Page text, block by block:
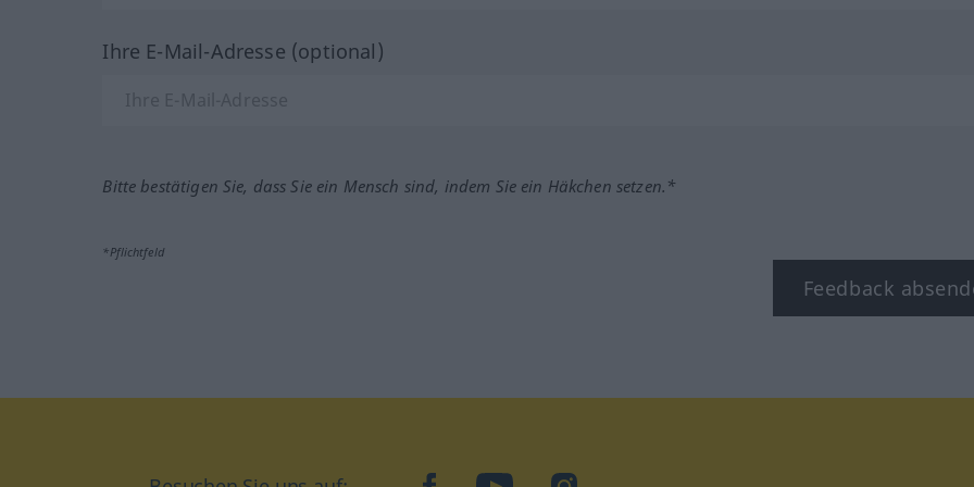
Ihre E-Mail-Adresse (optional)
Bitte bestätigen Sie, dass Sie ein Mensch sind, indem Sie ein Häkchen setzen.*
*Pflichtfeld
Feedback